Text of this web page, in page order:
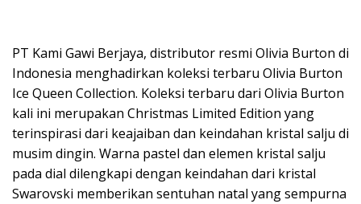
PT Kami Gawi Berjaya, distributor resmi Olivia Burton di
Indonesia menghadirkan koleksi terbaru Olivia Burton
Ice Queen Collection. Koleksi terbaru dari Olivia Burton
kali ini merupakan Christmas Limited Edition yang
terinspirasi dari keajaiban dan keindahan kristal salju di
musim dingin. Warna pastel dan elemen kristal salju
pada dial dilengkapi dengan keindahan dari kristal
Swarovski memberikan sentuhan natal yang sempurna